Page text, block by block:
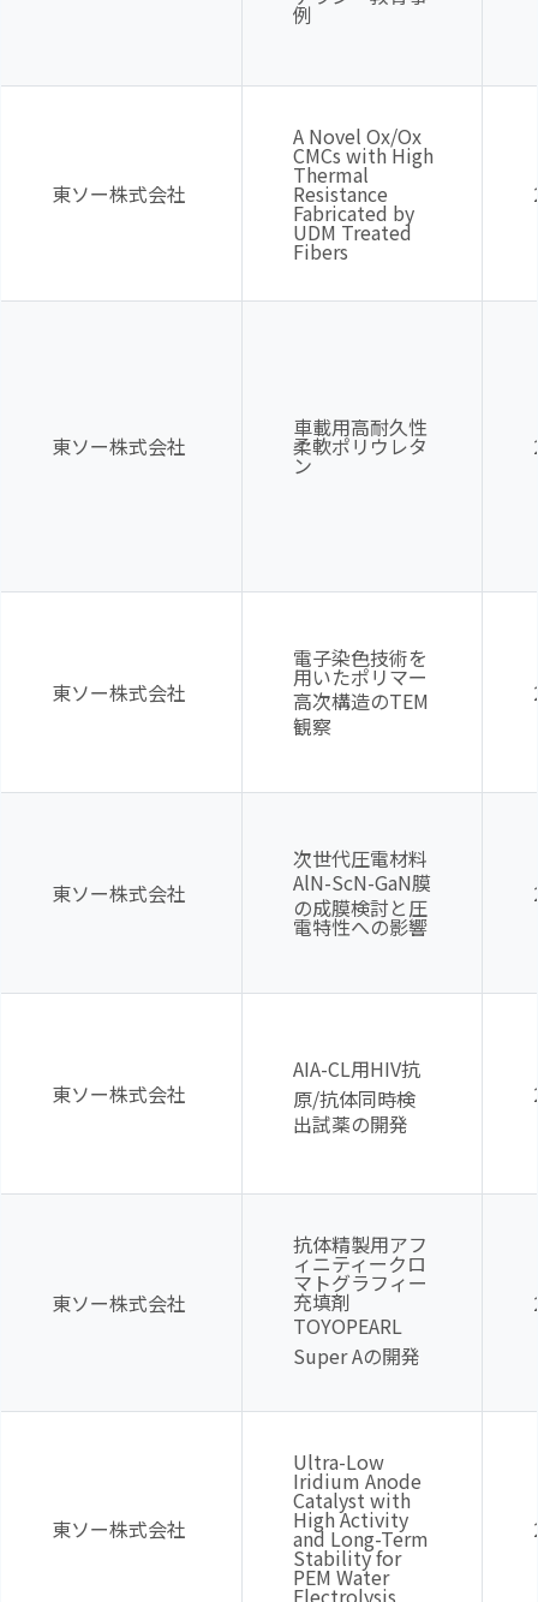
例
東ソー株式会社
A Novel Ox/Ox
CMCs with High
Thermal
Resistance
Fabricated by
UDM Treated
Fibers
東ソー株式会社
車載用高耐久性
柔軟ポリウレタ
ン
東ソー株式会社
電子染色技術を
用いたポリマー
高次構造のTEM
観察
東ソー株式会社
次世代圧電材料
AlN-ScN-GaN膜
の成膜検討と圧
電特性への影響
東ソー株式会社
AIA-CL用HIV抗
原/抗体同時検
出試薬の開発
東ソー株式会社
抗体精製用アフ
ィニティークロ
マトグラフィー
充填剤
TOYOPEARL
Super Aの開発
東ソー株式会社
Ultra-Low
Iridium Anode
Catalyst with
High Activity
and Long-Term
Stability for
PEM Water
Electrolysis